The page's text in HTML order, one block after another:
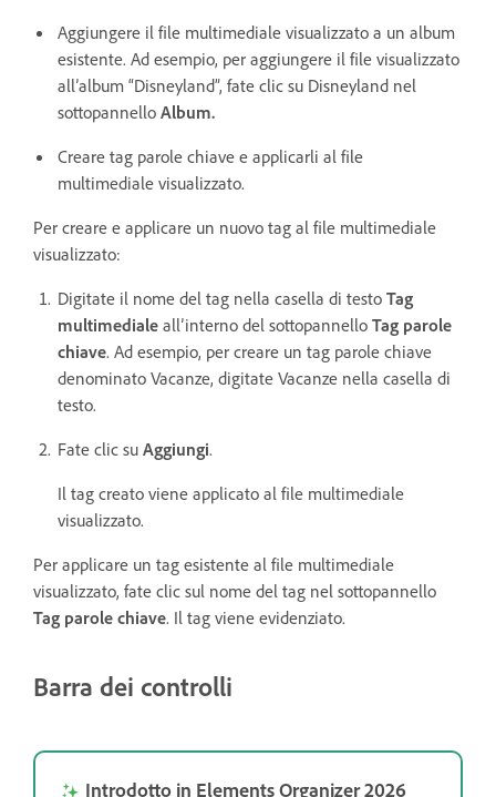
Aggiungere il file multimediale visualizzato a un album
esistente. Ad esempio, per aggiungere il file visualizzato
all’album “Disneyland”, fate clic su Disneyland nel
sottopannello Album.
Creare tag parole chiave e applicarli al file
multimediale visualizzato.
Per creare e applicare un nuovo tag al file multimediale
visualizzato:
Digitate il nome del tag nella casella di testo Tag
multimediale all’interno del sottopannello Tag parole
chiave. Ad esempio, per creare un tag parole chiave
denominato Vacanze, digitate Vacanze nella casella di
testo.
Fate clic su Aggiungi.
Il tag creato viene applicato al file multimediale
visualizzato.
Per applicare un tag esistente al file multimediale
visualizzato, fate clic sul nome del tag nel sottopannello
Tag parole chiave. Il tag viene evidenziato.
Barra dei controlli
Introdotto in Elements Organizer 2026